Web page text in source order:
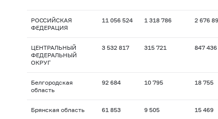
РОССИЙСКАЯ
ФЕДЕРАЦИЯ
11 056 524 1 318 786 2 676
ЦЕНТРАЛЬНЫЙ
ФЕДЕРАЛЬНЫЙ
ОКРУГ
3 532 817 315 721 847 436
Белгородская
область
92 684 10 795 18 755
Брянская область 61 853 9 505 15 469